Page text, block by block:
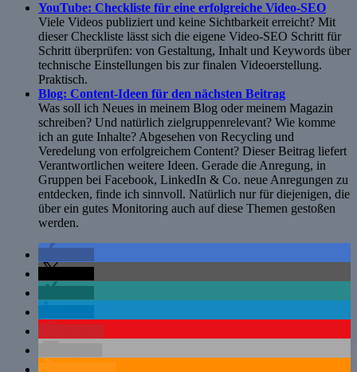
YouTube: Checkliste für eine erfolgreiche Video-SEO
Viele Videos publiziert und keine Sichtbarkeit erreicht? Mit
dieser Checkliste lässt sich die eigene Video-SEO Schritt für
Schritt überprüfen: von Gestaltung, Inhalt und Keywords über
technische Einstellungen bis zur finalen Videoerstellung.
Praktisch.
Blog: Content-Ideen für den nächsten Beitrag
Was soll ich Neues in meinem Blog oder meinem Magazin
schreiben? Und natürlich zielgruppenrelevant? Wie komme
ich an gute Inhalte? Abgesehen von Recycling und
Veredelung von erfolgreichem Content? Dieser Beitrag liefert
Verantwortlichen weitere Ideen. Gerade die Anregung, in
Gruppen bei Facebook, LinkedIn & Co. neue Anregungen zu
entdecken, finde ich sinnvoll. Natürlich nur für diejenigen, die
über ein gutes Monitoring auch auf diese Themen gestoßen
werden.